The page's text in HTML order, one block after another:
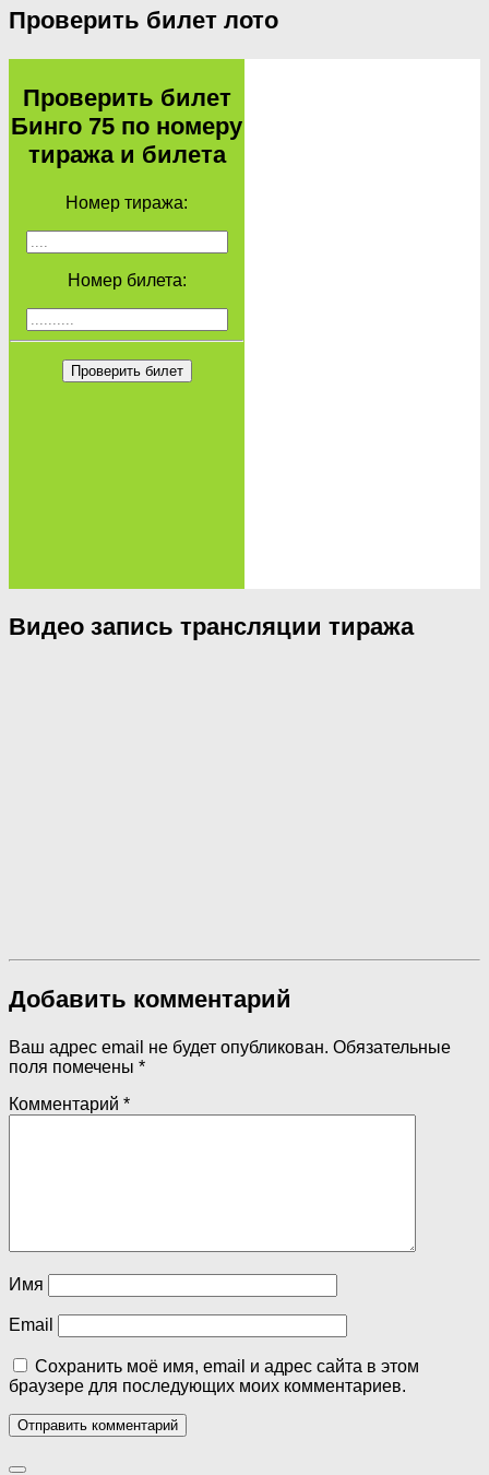
Проверить билет лото
Проверить билет
Бинго 75 по номеру
тиража и билета
Номер тиража:
Номер билета:
Проверить билет
Видео запись трансляции тиража
Добавить комментарий
Ваш адрес email не будет опубликован. Обязательные
поля помечены *
Комментарий *
Имя
Email
Сохранить моё имя, email и адрес сайта в этом
браузере для последующих моих комментариев.